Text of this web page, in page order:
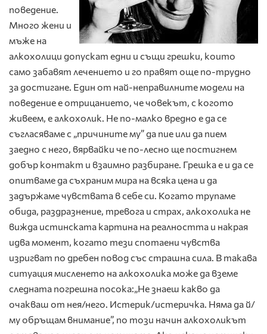
поведение.
Много жени и
мъже на
алкохолици допускат едни и същи грешки, които
само забавят лечението и го правят още по-трудно
за достигане. Един от най-неправилните модели на
поведение е отрицанието, че човекът, с когото
живеем, е алкохолик. Не по-малко вредно е да се
съгласяваме с „причините му” да пие или да пием
заедно с него, вярвайки че по-лесно ще постигнем
добър контакт и взаимно разбиране. Грешка е и да се
опитваме да съхраним мира на всяка цена и да
задържаме чувствата в себе си. Когато трупаме
обида, раздразнение, тревога и страх, алкохолика не
вижда истинската картина на реалността и накрая
идва момент, когато тези спотаени чувства
изригват по дребен повод със страшна сила. В такава
ситуация мисленето на алкохолика може да вземе
следната погрешна посока:„Не знаеш какво да
очакваш от нея/него. Истерик/истеричка. Няма да й/
му обръщам внимание”, по този начин алкохоликът